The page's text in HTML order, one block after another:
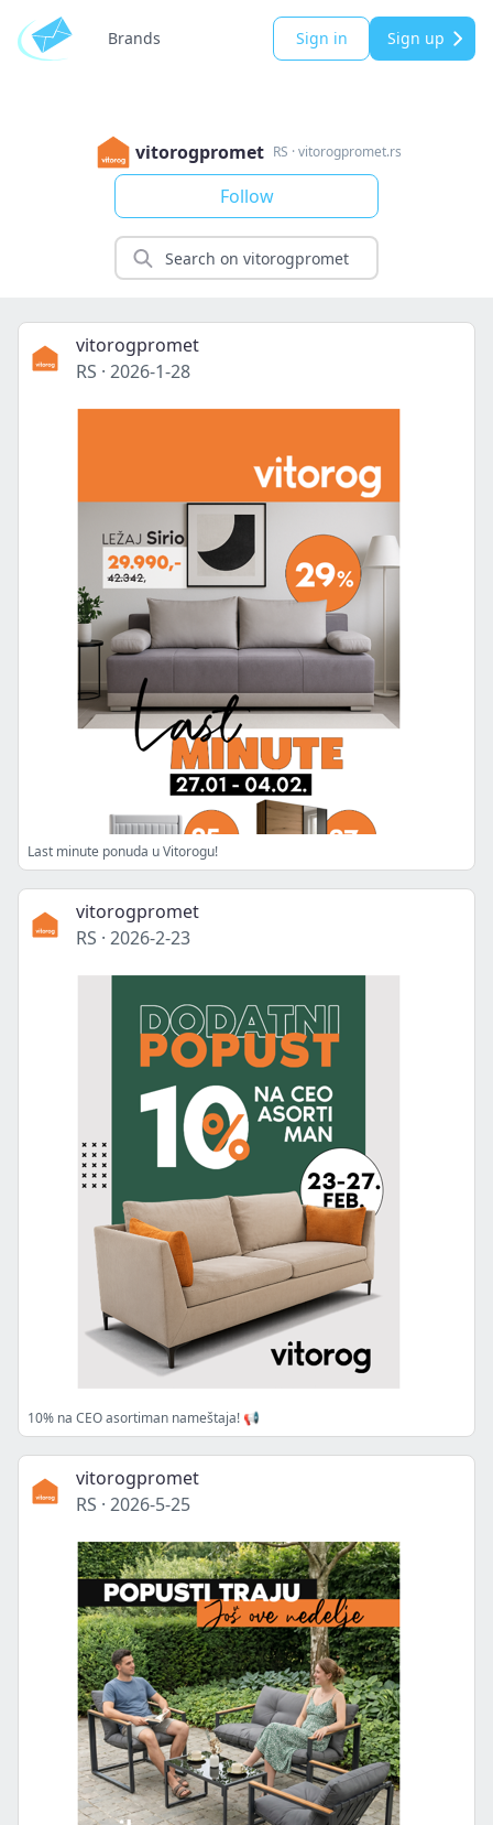
Brands Sign in Sign up
vitorogpromet RS ·vitorogpromet.rs
Follow
vitorogpromet
RS · 2026-1-28
Last minute ponuda u Vitorogu!
vitorogpromet
RS · 2026-2-23
10% na CEO asortiman nameštaja! 📢
vitorogpromet
RS · 2026-5-25